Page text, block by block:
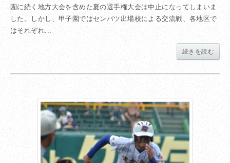
園に続く地方大会を含めた夏の選手権大会は中止になってしまいま
した。しかし、甲子園ではセンバツ出場校による交流戦、各地区で
はそれぞれ...
続きを読む